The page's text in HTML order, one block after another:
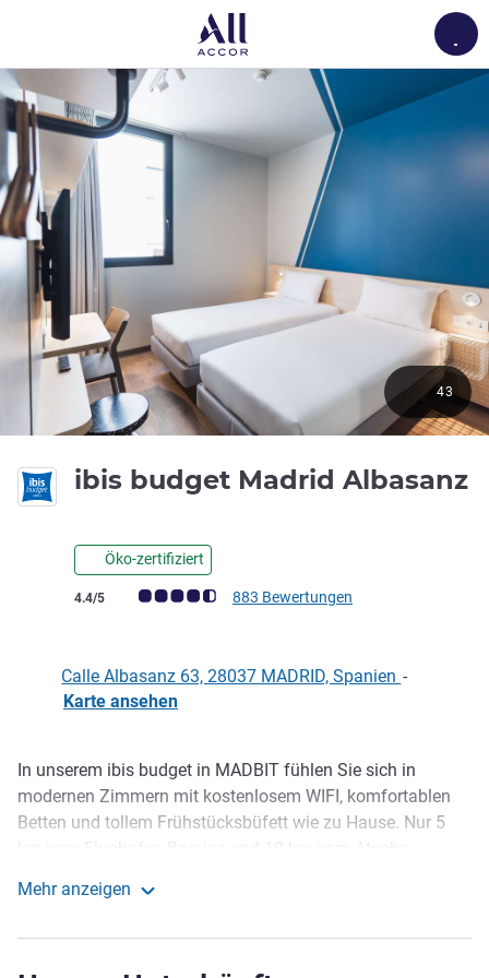
ibis budget Madrid Albasanz
Öko-zertifiziert
Note Kundenmeinungen (Bewertung ALL)
4.4/5 883 Bewertungen
43
Calle Albasanz 63, 28037 MADRID, Spanien -
Karte ansehen
Beschreibung
In unserem ibis budget in MADBIT fühlen Sie sich in
modernen Zimmern mit kostenlosem WIFI, komfortablen
Betten und tollem Frühstücksbüfett wie zu Hause. Nur 5
Station Suanzes mit Direktverbindung zur Gran Vía.
Mehr anzeigen